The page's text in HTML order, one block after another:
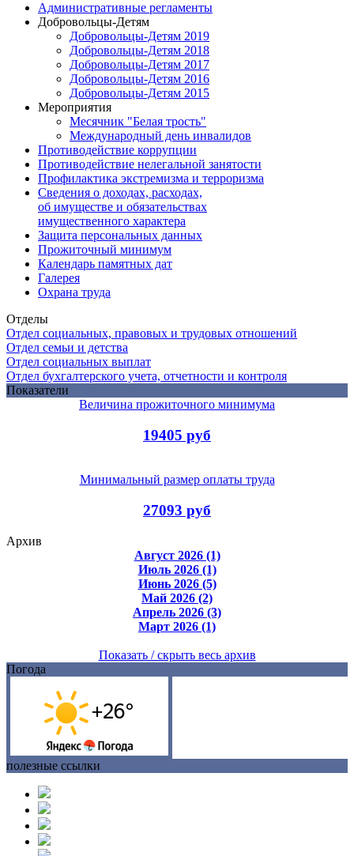
Административные регламенты
Добровольцы-Детям
Добровольцы-Детям 2019
Добровольцы-Детям 2018
Добровольцы-Детям 2017
Добровольцы-Детям 2016
Добровольцы-Детям 2015
Мероприятия
Месячник "Белая трость"
Международный день инвалидов
Противодействие коррупции
Противодействие нелегальной занятости
Профилактика экстремизма и терроризма
Сведения о доходах, расходах,
об имуществе и обязательствах
имущественного характера
Защита персональных данных
Прожиточный минимум
Календарь памятных дат
Галерея
Охрана труда
Отделы
Отдел социальных, правовых и трудовых отношений
Отдел семьи и детства
Отдел социальных выплат
Отдел бухгалтерского учета, отчетности и контроля
Показатели
Величина прожиточного минимума
19405 руб
Минимальный размер оплаты труда
27093 руб
Архив
Август 2026 (1)
Июль 2026 (1)
Июнь 2026 (5)
Май 2026 (2)
Апрель 2026 (3)
Март 2026 (1)
Показать / скрыть весь архив
Погода
полезные ссылки